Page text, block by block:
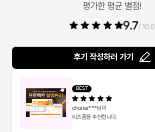
평가한 평균 별점!
9.7/ 10.0
후기 작성하러 가기
BEST
choirar***님이
비즈폼을 추천합니다.